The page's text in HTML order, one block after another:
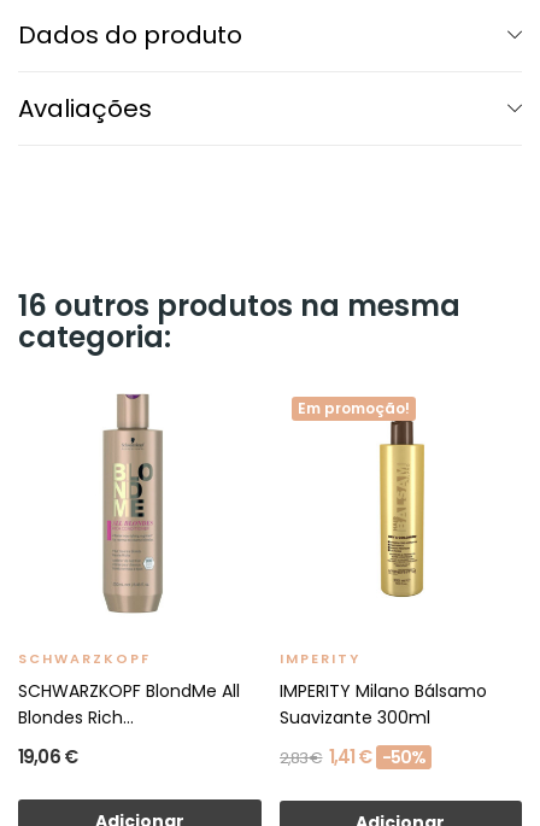
Dados do produto
Avaliações
16 outros produtos na mesma
categoria:
SCHWARZKOPF
SCHWARZKOPF BlondMe All
Blondes Rich...
19,06 €
Adicionar
Em promoção!
IMPERITY
IMPERITY Milano Bálsamo
Suavizante 300ml
2,83 € 1,41 € -50%